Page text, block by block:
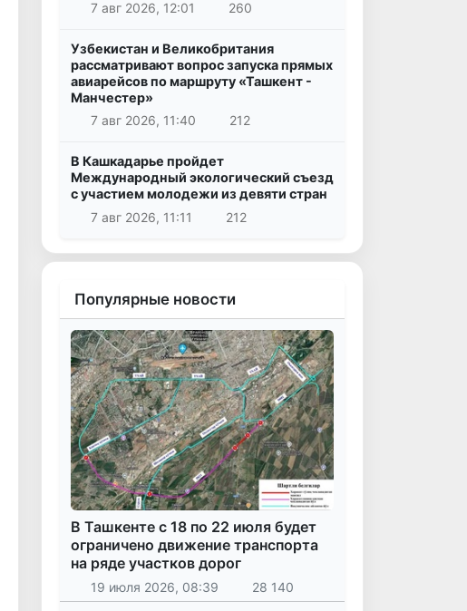
7 авг 2026, 12:01
260
Узбекистан и Великобритания
рассматривают вопрос запуска прямых
авиарейсов по маршруту «Ташкент -
Манчестер»
7 авг 2026, 11:40
212
В Кашкадарье пройдет
Международный экологический съезд
с участием молодежи из девяти стран
7 авг 2026, 11:11
212
Популярные новости
В Ташкенте с 18 по 22 июля будет
ограничено движение транспорта
на ряде участков дорог
19 июля 2026, 08:39 28 140